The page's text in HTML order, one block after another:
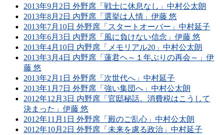
2013年9月2日 外野席「戦士に休息なし」中村公太朗
2013年8月2日 内野席「選挙は人情」伊藤 悠
2013年7月10日 外野席「スタートオーバー」中村延子
2013年6月3日 内野席「風に負けない信念」伊藤 悠
2013年4月10日 内野席「メモリアル20」中村公太朗
2013年3月4日 内野席「蓮君ヘ～１年ぶりの再会～」伊
藤 悠
2013年2月1日 外野席「次世代へ」中村延子
2013年1月7日 外野席「強い集団へ」中村公太朗
2012年12月3日 内野席「官邸秘話。消費税はこうして
決まった」伊藤 悠
2012年11月1日 外野席「殿のご乱心」中村公太朗
2012年10月2日 外野席「未来を慮る政治」中村延子